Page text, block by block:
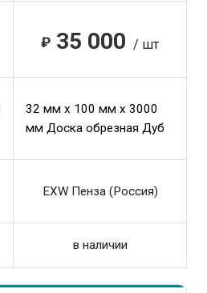
₽ 35 000 / шт
32 мм x 100 мм x 3000
мм Доска обрезная Дуб
EXW Пенза (Россия)
в наличии